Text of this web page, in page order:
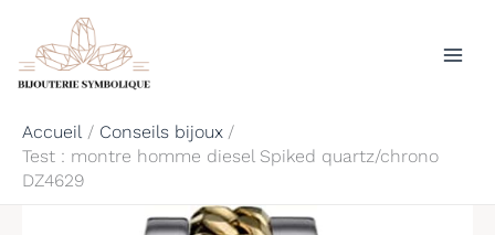
contenu
Accueil
Conseils bijoux
Test : montre homme diesel Spiked quartz/chrono
DZ4629
Rechercher